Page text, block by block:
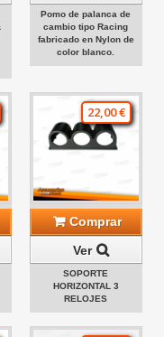
Pomo de palanca de
cambio tipo Racing
fabricado en Nylon de
color blanco.
22,00 €
Comprar
Ver
SOPORTE
HORIZONTAL 3
RELOJES